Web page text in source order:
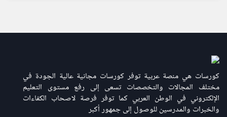
كورسات هي منصة عربية توفر كورسات مجانية عالية الجودة في
مختلف المجالات والتخصصات تسعى إلى رفع مستوى التعليم
الإلكتروني في الوطن العربي كما توفر فرصة لاصحاب الكفاءات
والخبرات والمدرسين للوصول إلى جمهور أكبر